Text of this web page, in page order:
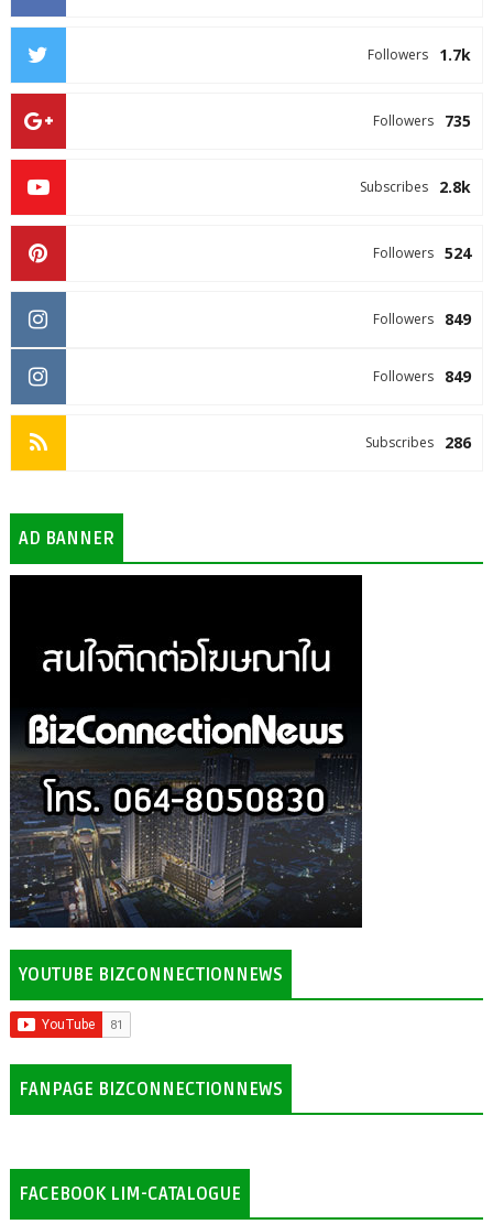
1.7k
Followers
735
Followers
2.8k
Subscribes
524
Followers
849
Followers
849
Followers
286
Subscribes
AD BANNER
YOUTUBE BIZCONNECTIONNEWS
FANPAGE BIZCONNECTIONNEWS
FACEBOOK LIM-CATALOGUE